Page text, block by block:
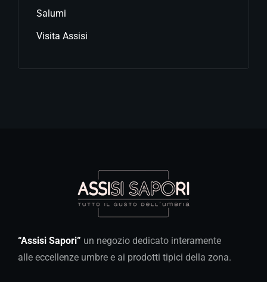
Salumi
Visita Assisi
“Assisi Sapori” un negozio dedicato interamente
alle eccellenze umbre e ai prodotti tipici della zona.